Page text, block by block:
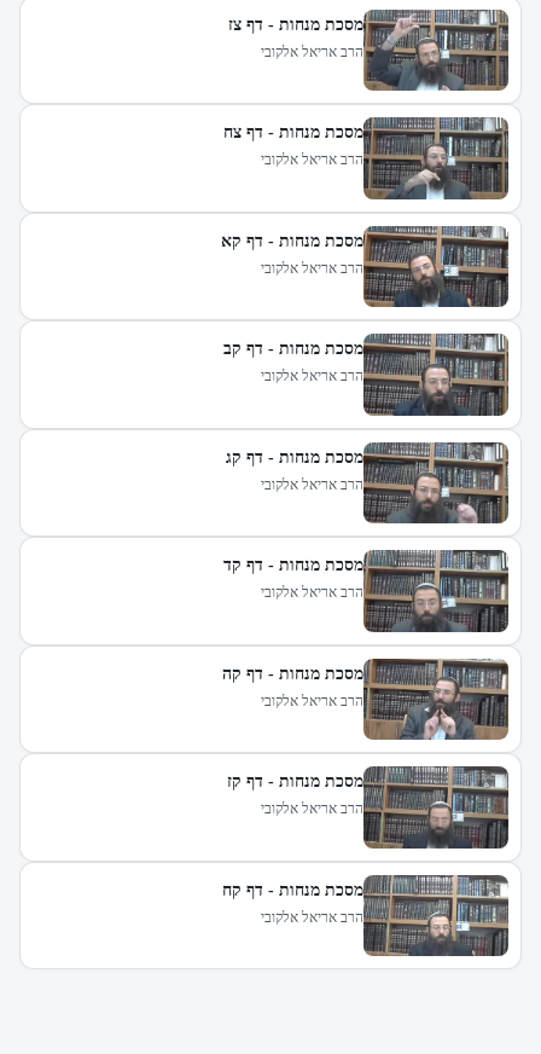
מסכת מנחות - דף צז
הרב אריאל אלקובי
מסכת מנחות - דף צח
הרב אריאל אלקובי
מסכת מנחות - דף קא
הרב אריאל אלקובי
מסכת מנחות - דף קב
הרב אריאל אלקובי
מסכת מנחות - דף קג
הרב אריאל אלקובי
מסכת מנחות - דף קד
הרב אריאל אלקובי
מסכת מנחות - דף קה
הרב אריאל אלקובי
מסכת מנחות - דף קז
הרב אריאל אלקובי
מסכת מנחות - דף קח
הרב אריאל אלקובי